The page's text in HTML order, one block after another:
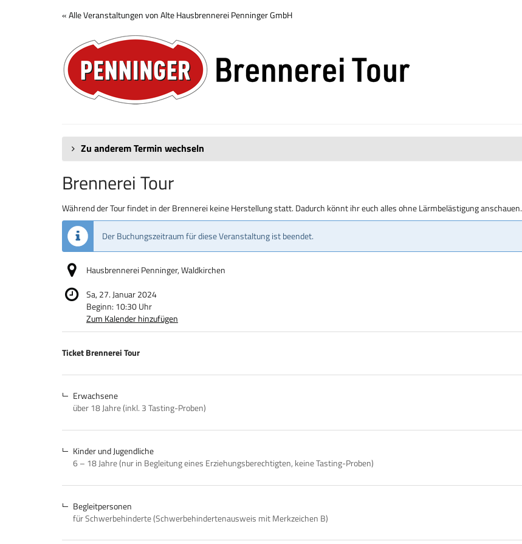
« Alle Veranstaltungen von Alte Hausbrennerei Penninger GmbH
Brennerei
Tour
Zu anderem Termin wechseln
Brennerei Tour
Während der Tour findet in der Brennerei keine Herstellung statt. Dadurch könnt ihr euch alles ohne Lärmbelästigung anschauen.
Der Buchungszeitraum für diese Veranstaltung ist beendet.
Hausbrennerei Penninger, Waldkirchen
Sa, 27. Januar 2024
Beginn: 10:30Uhr
Zum Kalender hinzufügen
Produkte
Produkte
Ticket Brennerei Tour
Erwachsene
über 18 Jahre (inkl. 3 Tasting-Proben)
Kinder und Jugendliche
6 – 18 Jahre (nur in Begleitung eines Erziehungsberechtigten, keine Tasting-Proben)
Begleitpersonen
für Schwerbehinderte (Schwerbehindertenausweis mit Merkzeichen B)